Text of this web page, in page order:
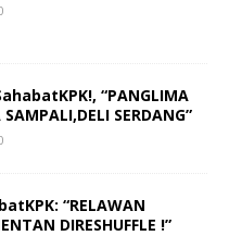
“PANGLIMA
SERDANG”
“RELAWAN
DIRESHUFFLE !”